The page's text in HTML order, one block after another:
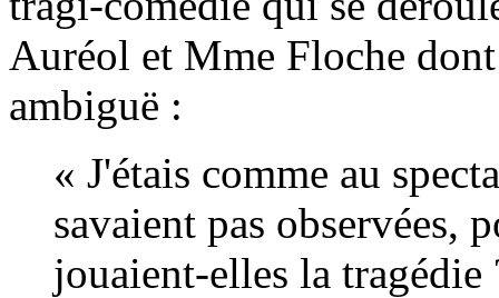
Auréol et Mme Floche
ambiguë :
« J'étais comme au
savaient pas observées,
jouaient-elles la tragédie